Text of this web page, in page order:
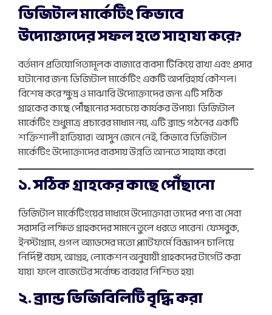
ডিজিটাল মার্কেটিং কিভাবে
উদ্যোক্তাদের সফল হতে সাহায্য করে?
বর্তমান প্রতিযোগিতামূলক বাজারে ব্যবসা টিকিয়ে রাখা এবং প্রসার
ঘটানোর জন্য ডিজিটাল মার্কেটিং একটি অপরিহার্য কৌশল।
বিশেষ করে ক্ষুদ্র ও মাঝারি উদ্যোক্তাদের জন্য এটি সঠিক
গ্রাহকের কাছে পৌঁছানোর সবচেয়ে কার্যকর উপায়। ডিজিটাল
মার্কেটিং শুধুমাত্র প্রচারের মাধ্যম নয়, এটি ব্র্যান্ড গঠনের একটি
শক্তিশালী হাতিয়ার। আসুন জেনে নেই, কিভাবে ডিজিটাল
মার্কেটিং উদ্যোক্তাদের ব্যবসায় উন্নতি আনতে সাহায্য করে।
১. সঠিক গ্রাহকের কাছে পৌঁছানো
ডিজিটাল মার্কেটিংয়ের মাধ্যমে উদ্যোক্তারা তাদের পণ্য বা সেবা
সরাসরি লক্ষিত গ্রাহকদের সামনে তুলে ধরতে পারেন। ফেসবুক,
ইনস্টাগ্রাম, গুগল অ্যাডসের মতো প্ল্যাটফর্মে বিজ্ঞাপন চালিয়ে
নির্দিষ্ট বয়স, আগ্রহ, লোকেশন অনুযায়ী গ্রাহকদের টার্গেট করা
যায়। ফলে বাজেটের সর্বোচ্চ ব্যবহার নিশ্চিত হয়।
২. ব্র্যান্ড ভিজিবিলিটি বৃদ্ধি করা